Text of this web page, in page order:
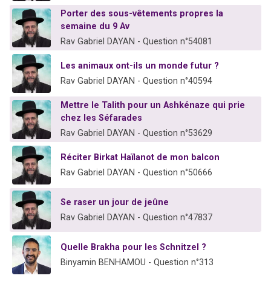
Porter des sous-vêtements propres la
semaine du 9 Av
Rav Gabriel DAYAN - Question n°54081
Les animaux ont-ils un monde futur ?
Rav Gabriel DAYAN - Question n°40594
Mettre le Talith pour un Ashkénaze qui prie
chez les Séfarades
Rav Gabriel DAYAN - Question n°53629
Réciter Birkat Haïlanot de mon balcon
Rav Gabriel DAYAN - Question n°50666
Se raser un jour de jeûne
Rav Gabriel DAYAN - Question n°47837
Quelle Brakha pour les Schnitzel ?
Binyamin BENHAMOU - Question n°313